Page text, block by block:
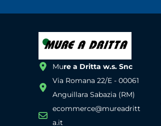
Mure a Dritta w.s. Snc
Via Romana 22/E - 00061
Anguillara Sabazia (RM)
ecommerce@mureadritt
a.it